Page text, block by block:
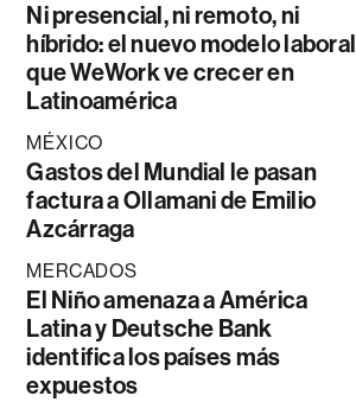
Ni presencial, ni remoto, ni
híbrido: el nuevo modelo laboral
que WeWork ve crecer en
Latinoamérica
MÉXICO
Gastos del Mundial le pasan
factura a Ollamani de Emilio
Azcárraga
MERCADOS
El Niño amenaza a América
Latina y Deutsche Bank
identifica los países más
expuestos